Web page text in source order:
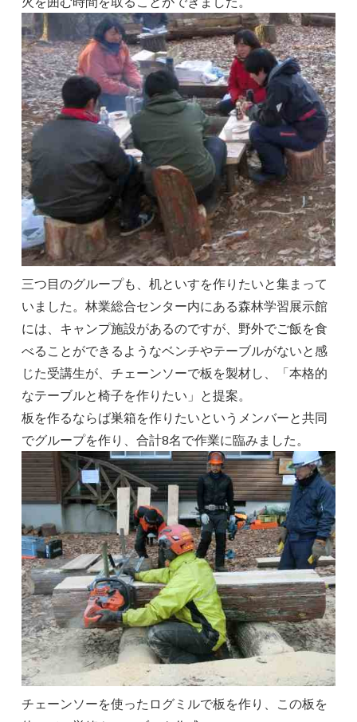
三つ目のグループも、机といすを作りたいと集まって
いました。林業総合センター内にある森林学習展示館
には、キャンプ施設があるのですが、野外でご飯を食
べることができるようなベンチやテーブルがないと感
じた受講生が、チェーンソーで板を製材し、「本格的
なテーブルと椅子を作りたい」と提案。
板を作るならば巣箱を作りたいというメンバーと共同
でグループを作り、合計8名で作業に臨みました。
チェーンソーを使ったログミルで板を作り、この板を